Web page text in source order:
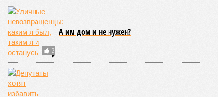
продолжительность летних отключений горячей воды. Уже
сейчас около пяти тысяч домой, по его словам, отключают
не на стандартные две недели, а всего на один-четыре дня.
Он пояснил, что такие сроки возможны только там, где
позволяет состояние сетей. В случае необходимости
масштабных ремонтов отключение может длиться дольше
двух недель. При этом общий износ трубопроводов
«Теплосетей» превышает 50%, признал вице-губернатор.